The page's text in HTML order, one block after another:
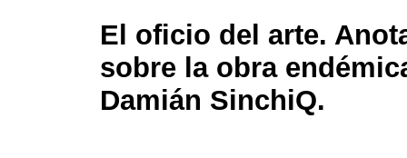
El oficio del arte.
sobre la obra
Damián SinchiQ.